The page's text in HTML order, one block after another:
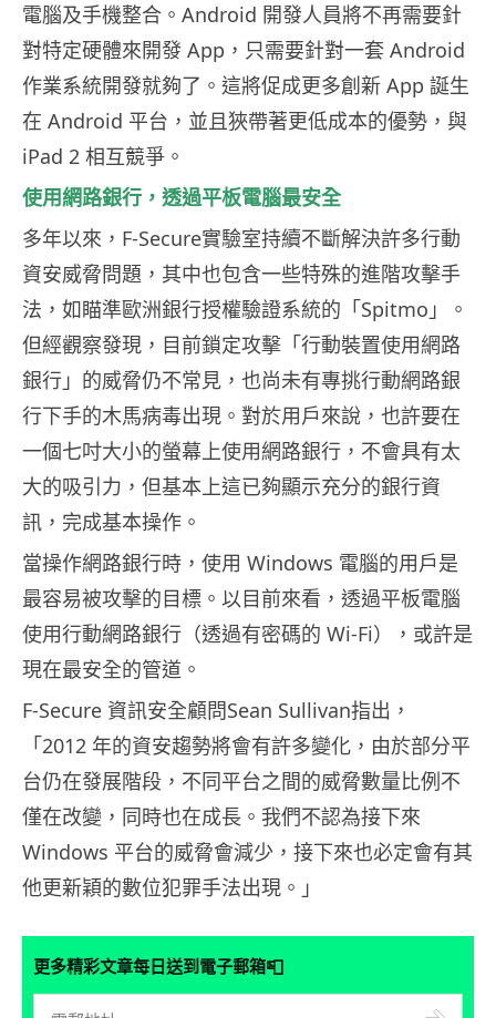
電腦及手機整合。Android 開發人員將不再需要針
對特定硬體來開發 App，只需要針對一套 Android
作業系統開發就夠了。這將促成更多創新 App 誕生
在 Android 平台，並且狹帶著更低成本的優勢，與
iPad 2 相互競爭。
使用網路銀行，透過平板電腦最安全
多年以來，F-Secure實驗室持續不斷解決許多行動
資安威脅問題，其中也包含一些特殊的進階攻擊手
法，如瞄準歐洲銀行授權驗證系統的「Spitmo」。
但經觀察發現，目前鎖定攻擊「行動裝置使用網路
銀行」的威脅仍不常見，也尚未有專挑行動網路銀
行下手的木馬病毒出現。對於用戶來說，也許要在
一個七吋大小的螢幕上使用網路銀行，不會具有太
大的吸引力，但基本上這已夠顯示充分的銀行資
訊，完成基本操作。
當操作網路銀行時，使用 Windows 電腦的用戶是
最容易被攻擊的目標。以目前來看，透過平板電腦
使用行動網路銀行（透過有密碼的 Wi-Fi），或許是
現在最安全的管道。
F-Secure 資訊安全顧問Sean Sullivan指出，
「2012 年的資安趨勢將會有許多變化，由於部分平
台仍在發展階段，不同平台之間的威脅數量比例不
僅在改變，同時也在成長。我們不認為接下來
Windows 平台的威脅會減少，接下來也必定會有其
他更新穎的數位犯罪手法出現。」
更多精彩文章每日送到電子郵箱📮